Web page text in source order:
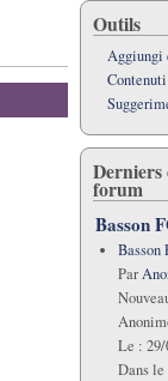
Outils
Aggiungi
Derniers
forum
Basson
Basson
Par
Le :
Dans le